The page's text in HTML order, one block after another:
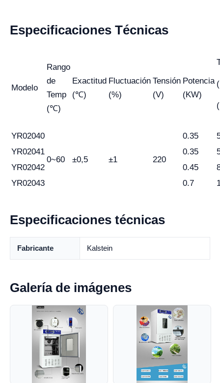
Especificaciones Técnicas
Modelo
Rango
de
Temp
(℃)
Exactitud
(℃)
Fluctuación
(%)
Tensión
(V)
Potencia
(KW)
YR02040
0~60 ±0,5 ±1 220
0.35
YR02041
0.35
YR02042
0.45
YR02043
0.7
Especificaciones técnicas
Fabricante Kalstein
Galería de imágenes